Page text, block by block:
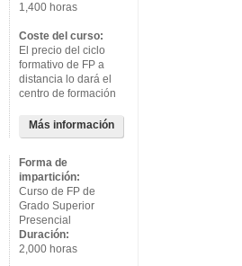
1,400 horas
Coste del curso:
El precio del ciclo
formativo de FP a
distancia lo dará el
centro de formación
Más información
Forma de
impartición:
Curso de FP de
Grado Superior
Presencial
Duración:
2,000 horas